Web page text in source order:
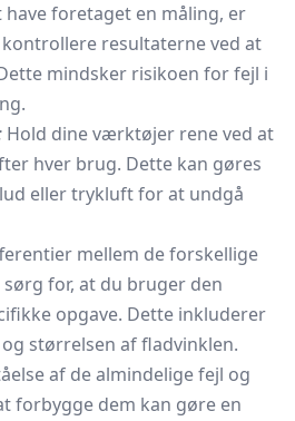
have foretaget en måling, er
resultaterne ved at
mindsker risikoen for fejl i
Hold dine værktøjer rene ved at
hver brug. Dette kan gøres
eller trykluft for at undgå
mellem de forskellige
for, at du bruger den
opgave. Dette inkluderer
størrelsen af ​​fladvinklen.
af de almindelige fejl og
forbygge dem kan gøre en